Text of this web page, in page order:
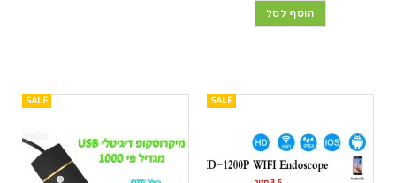
הוסף לסל
SALE
SALE